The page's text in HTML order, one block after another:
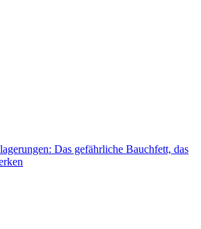
Das gefährliche Bauchfett, das